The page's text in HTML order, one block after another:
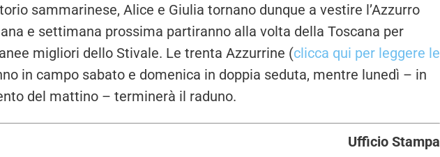
sammarinese, Alice e Giulia tornano dunque a vestire l’Azzurro
e settimana prossima partiranno alla volta della Toscana per
migliori dello Stivale. Le trenta Azzurrine (clicca qui per leggere le
in campo sabato e domenica in doppia seduta, mentre lunedì – in
del mattino – terminerà il raduno.
Ufficio Stampa